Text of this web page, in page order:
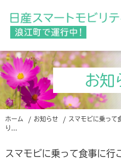
お知
ホーム お知らせ
スマモビに乗って
り...
スマモビに乗って食事に行